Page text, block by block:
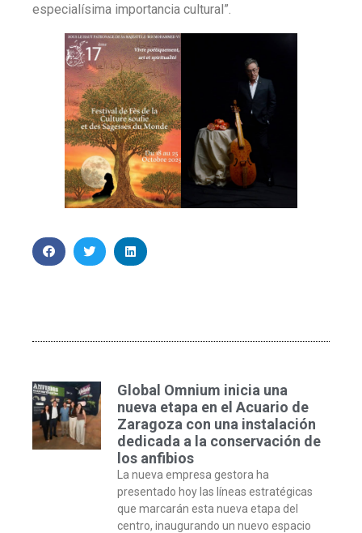
especialísima importancia cultural”.
Global Omnium inicia una
nueva etapa en el Acuario de
Zaragoza con una instalación
dedicada a la conservación de
los anfibios
La nueva empresa gestora ha
presentado hoy las líneas estratégicas
que marcarán esta nueva etapa del
centro, inaugurando un nuevo espacio